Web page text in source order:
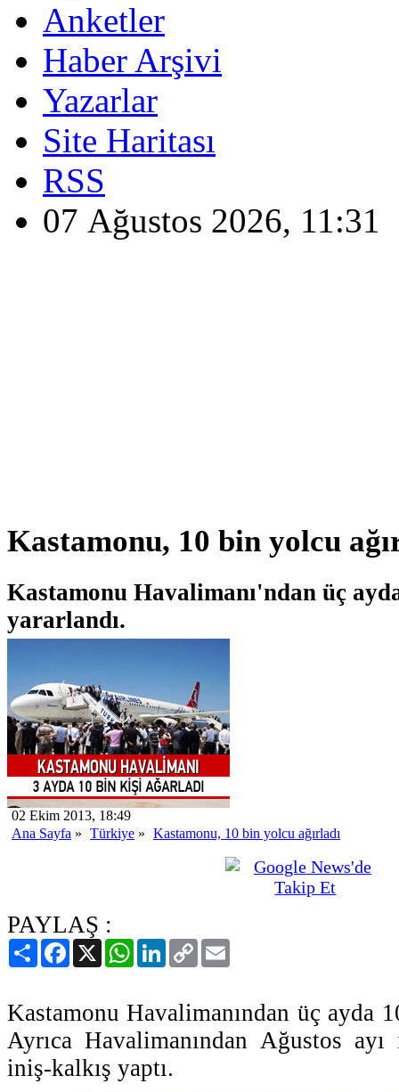
Anketler
Haber Arşivi
Yazarlar
Site Haritası
RSS
07 Ağustos 2026, 11:31
Kastamonu, 10 bin yolcu
Kastamonu Havalimanı'ndan üç
yararlandı.
02 Ekim 2013, 18:49
Ana Sayfa » Türkiye » Kastamonu, 10 bin yolcu ağırladı
PAYLAŞ :
PaylaşFacebook
X WhatsAppLinkedIn
Copy
Link
Kastamonu Havalimanından üç ayda
Ayrıca Havalimanından Ağustos
iniş-kalkış yaptı.